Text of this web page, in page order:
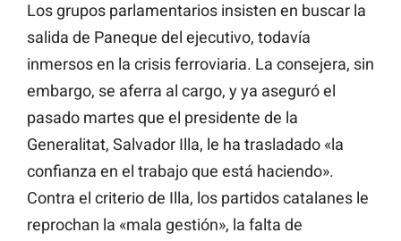
Los grupos parlamentarios insisten en buscar la
salida de Paneque del ejecutivo, todavía
inmersos en la crisis ferroviaria. La consejera, sin
embargo, se aferra al cargo, y ya aseguró el
pasado martes que el presidente de la
Generalitat, Salvador Illa, le ha trasladado «la
confianza en el trabajo que está haciendo».
Contra el criterio de Illa, los partidos catalanes le
reprochan la «mala gestión», la falta de